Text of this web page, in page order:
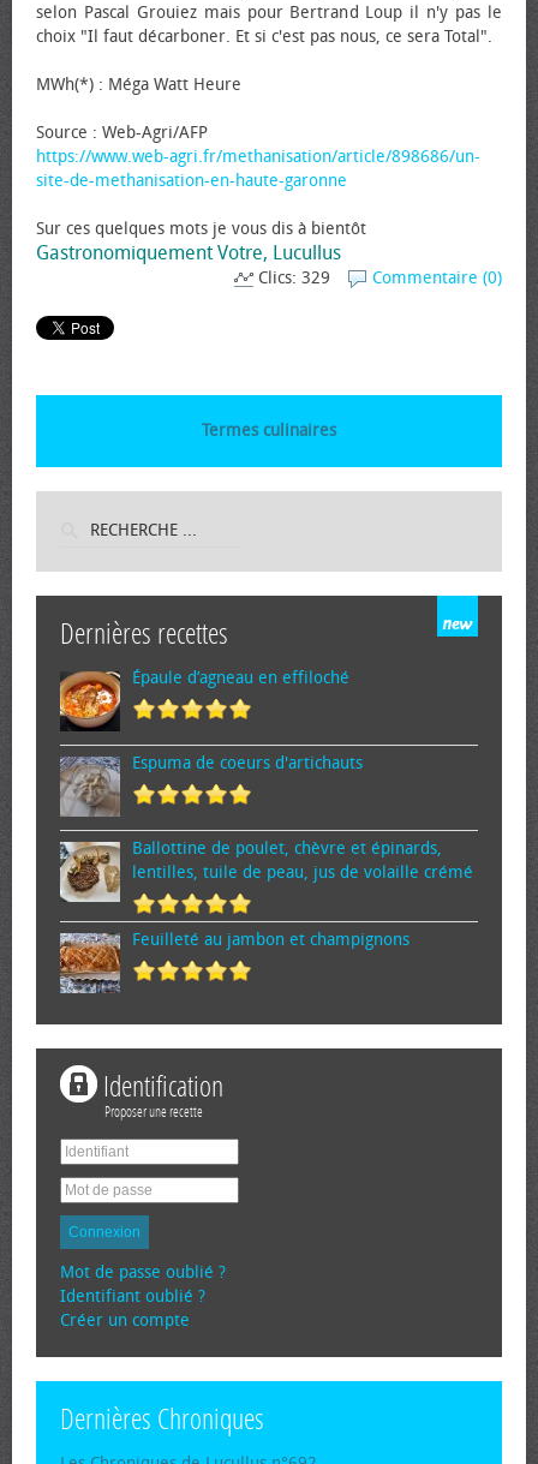
selon Pascal Grouiez mais pour Bertrand Loup il n'y pas le
choix "Il faut décarboner. Et si c'est pas nous, ce sera Total".
MWh(*) : Méga Watt Heure
Source : Web-Agri/AFP
https://www.web-agri.fr/methanisation/article/898686/un-
site-de-methanisation-en-haute-garonne
Sur ces quelques mots je vous dis à bientôt
Gastronomiquement Votre, Lucullus
Commentaire (0)
Clics: 329
Termes culinaires
Dernières recettes
Épaule d’agneau en effiloché
Espuma de cœurs d'artichauts
Ballottine de poulet, chèvre et épinards,
lentilles, tuile de peau, jus de volaille crémé
Feuilleté au jambon et champignons
Identification
Proposer une recette
Connexion
Mot de passe oublié ?
Identifiant oublié ?
Créer un compte
Dernières Chroniques